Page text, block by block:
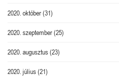
2020. október(31)
2020. szeptember(25)
2020. augusztus(23)
2020. július(21)